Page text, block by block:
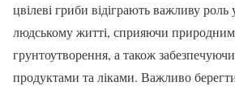
цвілеві гриби відіграють важливу роль
людському житті, сприяючи
грунтоутворення, а також
продуктами та ліками. Важливо берегти